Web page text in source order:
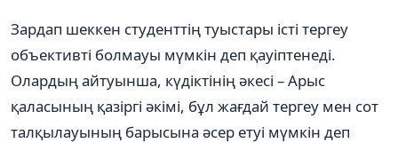
Зардап шеккен студенттің туыстары істі тергеу
объективті болмауы мүмкін деп қауіптенеді.
Олардың айтуынша, күдіктінің әкесі – Арыс
қаласының қазіргі әкімі, бұл жағдай тергеу мен сот
талқылауының барысына әсер етуі мүмкін деп